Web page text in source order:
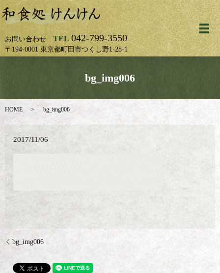
お問い合わせTEL 042-799-3550
〒194-0001 東京都町田市つくし野1-28-1
メ
bg_img006
HOME bg_img006
2017/11/06
bg_img006